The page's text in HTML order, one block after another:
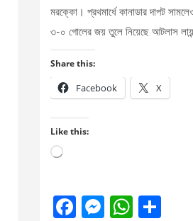
মরক্কো। প্রথমার্ধে কানাডার দাপট
৩-০ গোলের জয় তুলে নিয়েছে আটলাস
Share this:
Facebook X
Like this:
Loading…
F
M W